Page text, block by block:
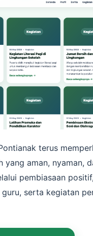
terus
yang aman, nyaman,
pembiasaan positif,
serta kegiatan